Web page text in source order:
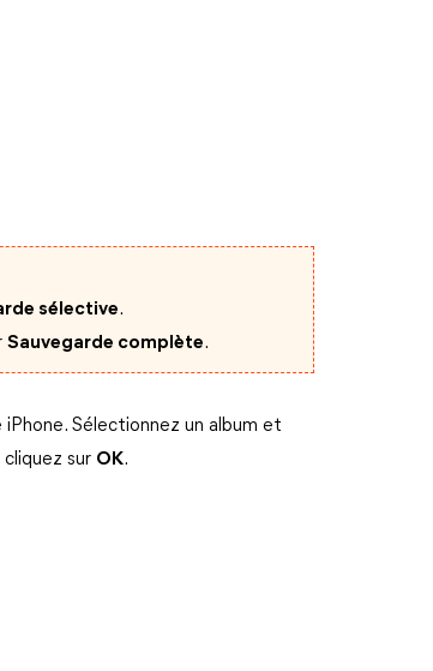
sélective.
Sauvegarde complète.
Sélectionnez un album et
sur OK.